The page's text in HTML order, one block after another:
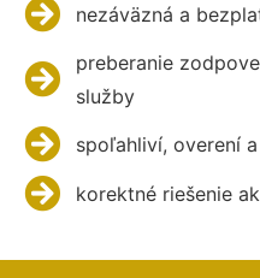
nezáväzná a
preberanie
služby
spoľahliví, overení
korektné riešenie